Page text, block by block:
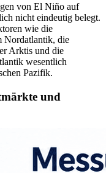
von El Niño auf
nicht eindeutig belegt.
wie die
Nordatlantik, die
Arktis und die
wesentlich
Pazifik.
und